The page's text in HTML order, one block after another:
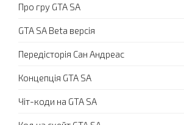
Про гру GTA SA
GTA SA Beta версія
Передісторія Сан Андреас
Концепція GTA SA
Чіт-коди на GTA SA